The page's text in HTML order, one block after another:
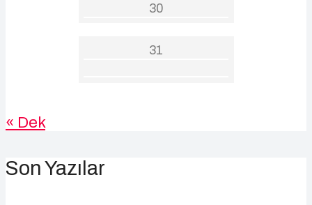
30
31
« Dek
Son Yazılar